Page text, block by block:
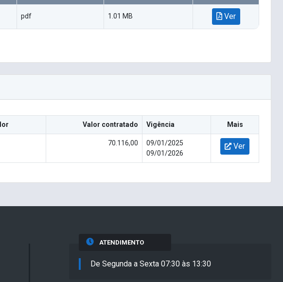
pdf 1.01 MB Ver
Valor contratado Vigência Mais
70.116,00
09/01/2025
09/01/2026
Ver
ATENDIMENTO
De Segunda a Sexta 07:30 às 13:30